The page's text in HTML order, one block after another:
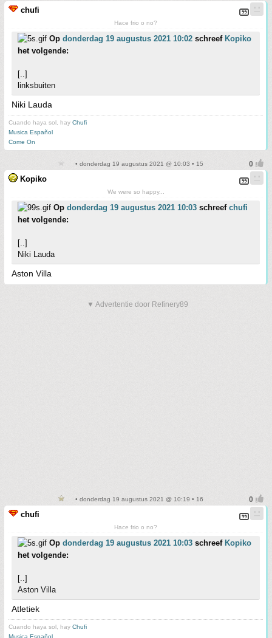
chufi
Hace frio o no?
Op donderdag 19 augustus 2021 10:02 schreef Kopiko
het volgende:
[..]
linksbuiten
Niki Lauda
Cuando haya sol, hay Chufi
Musica Español
Come On
• donderdag 19 augustus 2021 @ 10:03 • 15
Kopiko
We were so happy...
Op donderdag 19 augustus 2021 10:03 schreef chufi
het volgende:
[..]
Niki Lauda
Aston Villa
▼ Advertentie door Refinery89
• donderdag 19 augustus 2021 @ 10:19 • 16
chufi
Hace frio o no?
Op donderdag 19 augustus 2021 10:03 schreef Kopiko
het volgende:
[..]
Aston Villa
Atletiek
Cuando haya sol, hay Chufi
Musica Español